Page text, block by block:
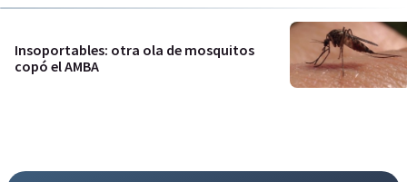
Insoportables: otra ola de mosquitos
copó el AMBA